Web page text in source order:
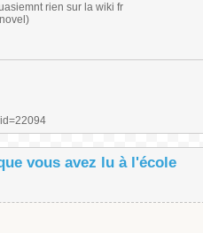
rien sur la wiki fr
vous avez lu à l'école